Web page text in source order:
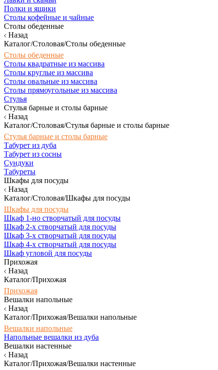
Полки и ящики
Столы кофейные и чайные
Столы обеденные
Назад
Каталог/Столовая/Столы обеденные
Столы обеденные
Столы квадратные из массива
Столы круглые из массива
Столы овальные из массива
Столы прямоугольные из массива
Стулья
Стулья барные и столы барные
Назад
Каталог/Столовая/Стулья барные и столы барные
Стулья барные и столы барные
Табурет из дуба
Табурет из сосны
Сундуки
Табуреты
Шкафы для посуды
Назад
Каталог/Столовая/Шкафы для посуды
Шкафы для посуды
Шкаф 1-но створчатый для посуды
Шкаф 2-х створчатый для посуды
Шкаф 3-х створчатый для посуды
Шкаф 4-х створчатый для посуды
Шкаф угловой для посуды
Прихожая
Назад
Каталог/Прихожая
Прихожая
Вешалки напольные
Назад
Каталог/Прихожая/Вешалки напольные
Вешалки напольные
Напольные вешалки из дуба
Вешалки настенные
Назад
Каталог/Прихожая/Вешалки настенные